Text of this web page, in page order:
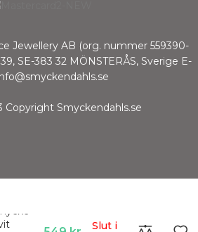
Jewellery AB (org. nummer 559390-
SE-383 32 MÖNSTERÅS, Sverige E-
Copyright Smyckendahls.se
Slut i